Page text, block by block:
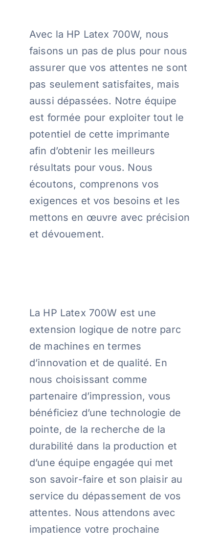
Avec la HP Latex 700W, nous
faisons un pas de plus pour nous
assurer que vos attentes ne sont
pas seulement satisfaites, mais
aussi dépassées. Notre équipe
est formée pour exploiter tout le
potentiel de cette imprimante
afin d’obtenir les meilleurs
résultats pour vous. Nous
écoutons, comprenons vos
exigences et vos besoins et les
mettons en œuvre avec précision
et dévouement.
La HP Latex 700W est une
extension logique de notre parc
de machines en termes
d’innovation et de qualité. En
nous choisissant comme
partenaire d’impression, vous
bénéficiez d’une technologie de
pointe, de la recherche de la
durabilité dans la production et
d’une équipe engagée qui met
son savoir-faire et son plaisir au
service du dépassement de vos
attentes. Nous attendons avec
impatience votre prochaine